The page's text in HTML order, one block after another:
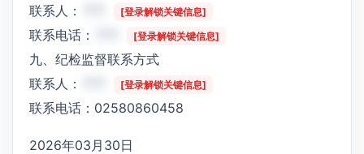
联系人：
[登录解锁关键信息]
联系电话： [登录解锁关键信息]
九、纪检监督联系方式
联系人：
[登录解锁关键信息]
联系电话：02580860458
2026年03月30日